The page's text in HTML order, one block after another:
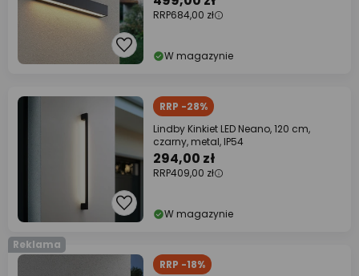
RRP684,00 zł
W magazynie
RRP -28%
Lindby Kinkiet LED Neano, 120 cm,
czarny, metal, IP54
294,00 zł
RRP409,00 zł
W magazynie
Reklama
RRP -18%